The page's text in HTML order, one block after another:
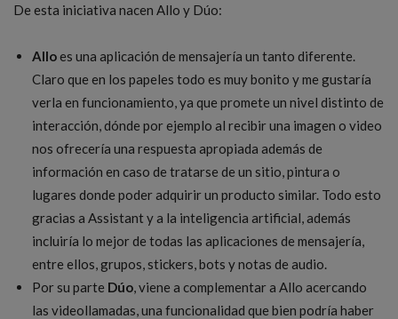
De esta iniciativa nacen Allo y Dúo:
Alloes una aplicación de mensajería un tanto diferente.
Claro que en los papeles todo es muy bonito y me gustaría
verla en funcionamiento, ya que promete un nivel distinto de
interacción, dónde por ejemplo al recibir una imagen o video
nos ofrecería una respuesta apropiada además de
información en caso de tratarse de un sitio, pintura o
lugares donde poder adquirir un producto similar. Todo esto
gracias a Assistant y a la inteligencia artificial, además
incluiría lo mejor de todas las aplicaciones de mensajería,
entre ellos, grupos, stickers, bots y notas de audio.
Por su parte Dúo , viene a complementar a Allo acercando
las videollamadas, una funcionalidad que bien podría haber